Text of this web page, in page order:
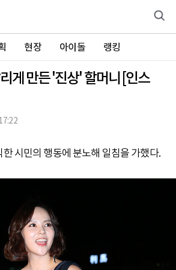
현장 아이돌 랭킹
게 만든 '진상' 할머니 [인스
시민의 행동에 분노해 일침을 가했다.